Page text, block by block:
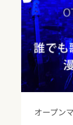
オープン